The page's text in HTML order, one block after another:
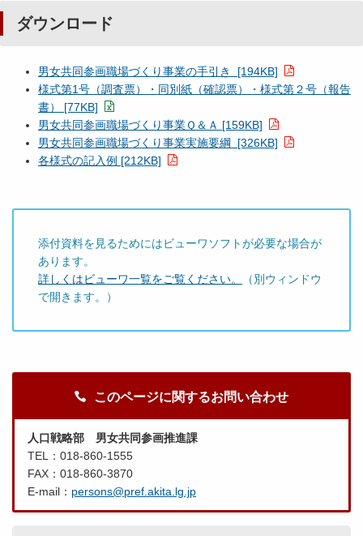
ダウンロード
男女共同参画職場づくり事業の手引き [194KB]
様式第1号（調査票）・同別紙（確認票）・様式第２号（報告
書） [77KB]
男女共同参画職場づくり事業Ｑ＆Ａ [159KB]
男女共同参画職場づくり事業実施要綱 [326KB]
各様式の記入例 [212KB]
添付資料を見るためにはビューワソフトが必要な場合が
あります。
詳しくはビューワ一覧をご覧ください。
（別ウィンドウ
で開きます。）
このページに関するお問い合わせ
人口戦略部 男女共同参画推進課
TEL：018-860-1555
FAX：018-860-3870
E-mail： persons@pref.akita.lg.jp